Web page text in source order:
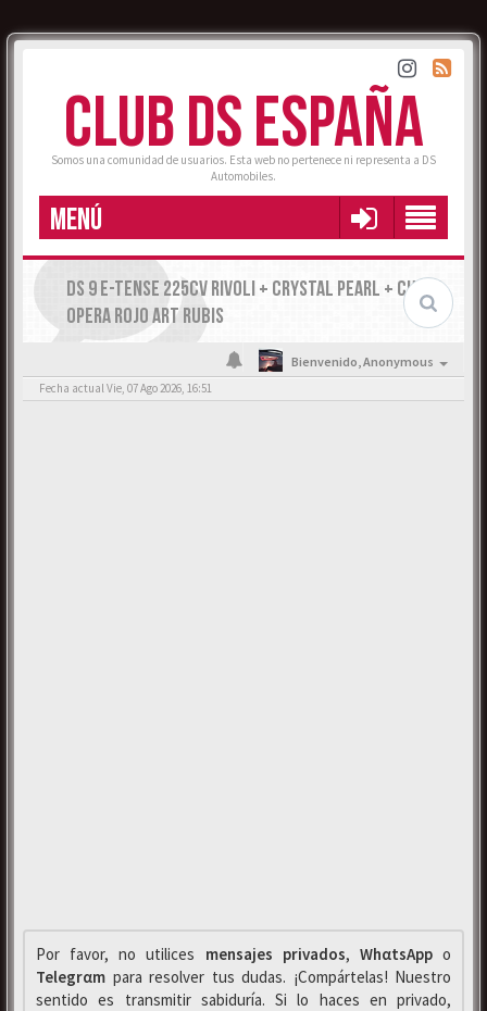
CLUB DS ESPAÑA
Somos una comunidad de usuarios. Esta web no pertenece ni representa a DS
Automobiles.
MENÚ
DS 9 E-TENSE 225CV RIVOLI + CRYSTAL PEARL + CUERO
OPERA ROJO ART RUBIS
Bienvenido,Anonymous
Fecha actual Vie, 07 Ago 2026, 16:51
Por favor, no utilices mensajes privados, WhαtsAppo
Telegrαm para resolver tus dudas. ¡Compártelas! Nuestro
sentido es transmitir sabiduría. Si lo haces en privado,